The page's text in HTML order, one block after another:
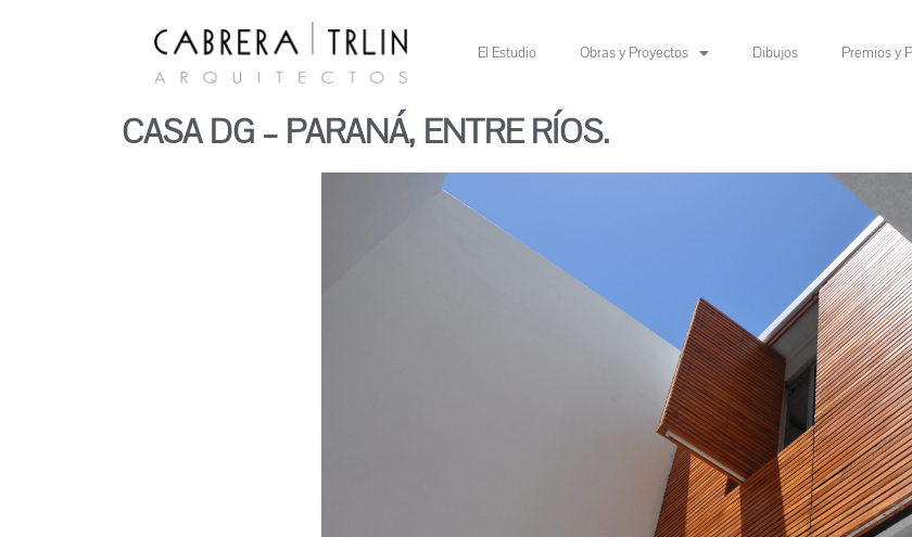
El Estudio Obras y Proyectos Dibujos Premios y
CASA DG – PARANÁ, ENTRE RÍOS.